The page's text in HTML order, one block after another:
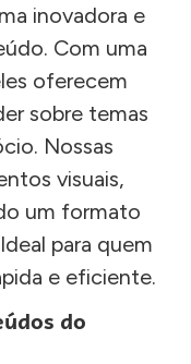
inovadora e
Com uma
oferecem
sobre temas
Nossas
visuais,
um formato
para quem
e eficiente.
do